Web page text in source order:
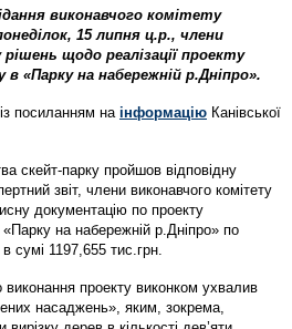
виконавчого комітету
15 липня ц.р., члени
щодо реалізації проекту
«Парку на набережній р.Дніпро».
із посиланням на інформацію Канівської
скейт-парку пройшов відповідну
звіт, члени виконавчого комітету
документацію по проекту
на набережній р.Дніпро» по
сумі 1197,655 тис.грн.
проекту виконком ухвалив
насаджень», яким, зокрема,